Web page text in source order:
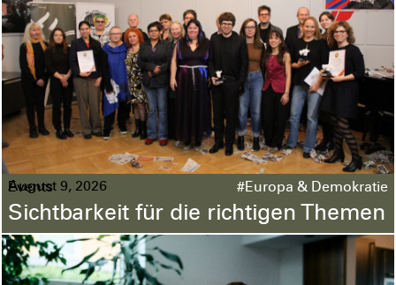
Events #Europa & Demokratie
August 9, 2026
Sichtbarkeit für die richtigen Themen